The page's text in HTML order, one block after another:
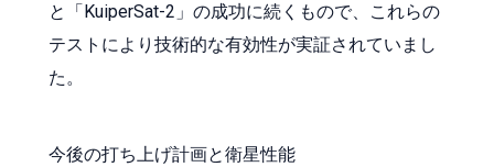
と「KuiperSat-2」の成功に続くもので、これらの
テストにより技術的な有効性が実証されていまし
た。
今後の打ち上げ計画と衛星性能